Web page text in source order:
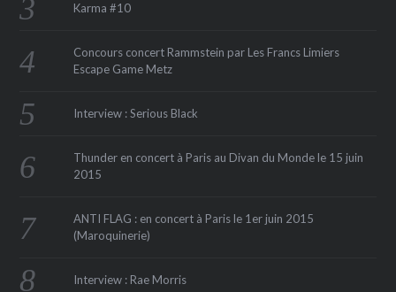
Karma #10
Concours concert Rammstein par Les Francs Limiers
Escape Game Metz
Interview : Serious Black
Thunder en concert à Paris au Divan du Monde le 15 juin
2015
ANTI FLAG : en concert à Paris le 1er juin 2015
(Maroquinerie‏)
Interview : Rae Morris